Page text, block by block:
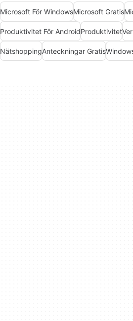
Microsoft För WindowsMicrosoft Gratis
Produktivitet För AndroidProduktivitet
NätshoppingAnteckningar Gratis